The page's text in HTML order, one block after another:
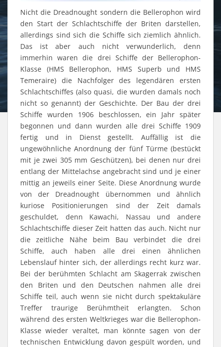
Nicht die Dreadnought sondern die Bellerophon wird
den Start der Schlachtschiffe der Briten darstellen,
allerdings sind sich die Schiffe sich ziemlich ähnlich.
Das ist aber auch nicht verwunderlich, denn
immerhin waren die drei Schiffe der Bellerophon-
Klasse (HMS Bellerophon, HMS Superb und HMS
Temeraire) die Nachfolger des legendären ersten
Schlachtschiffes (also quasi, die wurden damals noch
nicht so genannt) der Geschichte. Der Bau der drei
Schiffe wurden 1906 beschlossen, ein Jahr später
begonnen und dann wurden alle drei Schiffe 1909
fertig und in Dienst gestellt. Auffällig ist die
ungewöhnliche Anordnung der fünf Türme (bestückt
mit je zwei 305 mm Geschützen), bei denen nur drei
entlang der Mittelachse angebracht sind und je einer
mittig an jeweils einer Seite. Diese Anordnung wurde
von der Dreadnought übernommen und ähnlich
kuriose Positionierungen sind der Zeit damals
geschuldet, denn Kawachi, Nassau und andere
Schlachtschiffe dieser Zeit hatten das auch. Nicht nur
die zeitliche Nähe beim Bau verbindet die drei
Schiffe, auch haben alle drei einen ähnlichen
Lebenslauf hinter sich, der allerdings recht kurz war.
Bei der berühmten Schlacht am Skagerrak zwischen
den Briten und den Deutschen nahmen alle drei
Schiffe teil, auch wenn sie nicht durch spektakuläre
Treffer traurige Berühmtheit erlangten. Schon
während des ersten Weltkrieges war die Bellerophon-
Klasse wieder veraltet, man könnte sagen von der
technischen Entwicklung davon gespült worden, und